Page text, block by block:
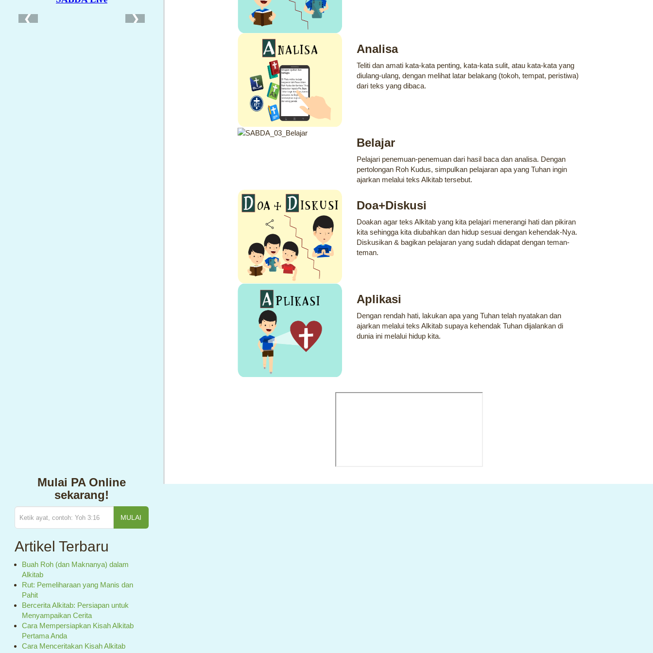
Analisa
Teliti dan amati kata-kata penting, kata-kata sulit, atau kata-kata yang
diulang-ulang, dengan melihat latar belakang (tokoh, tempat, peristiwa)
dari teks yang dibaca.
Belajar
Pelajari penemuan-penemuan dari hasil baca dan analisa. Dengan
pertolongan Roh Kudus, simpulkan pelajaran apa yang Tuhan ingin
ajarkan melalui teks Alkitab tersebut.
Doa+Diskusi
Doakan agar teks Alkitab yang kita pelajari menerangi hati dan pikiran
kita sehingga kita diubahkan dan hidup sesuai dengan kehendak-Nya.
Diskusikan & bagikan pelajaran yang sudah didapat dengan teman-
teman.
Aplikasi
Dengan rendah hati, lakukan apa yang Tuhan telah nyatakan dan
ajarkan melalui teks Alkitab supaya kehendak Tuhan dijalankan di
dunia ini melalui hidup kita.
Mulai PA Online
sekarang!
MULAI
Artikel Terbaru
Buah Roh (dan Maknanya) dalam
Alkitab
Rut: Pemeliharaan yang Manis dan
Pahit
Bercerita Alkitab: Persiapan untuk
Menyampaikan Cerita
Cara Mempersiapkan Kisah Alkitab
Pertama Anda
Cara Menceritakan Kisah Alkitab